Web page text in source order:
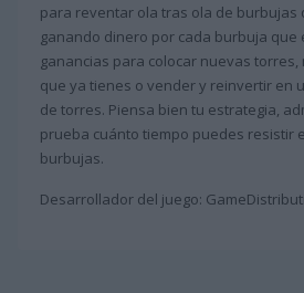
para reventar ola tras ola de burbujas
ganando dinero por cada burbuja que
ganancias para colocar nuevas
que ya tienes o vender y reinvertir en
de torres. Piensa bien tu estrategia,
prueba cuánto tiempo puedes resistir
burbujas.
Desarrollador del juego: